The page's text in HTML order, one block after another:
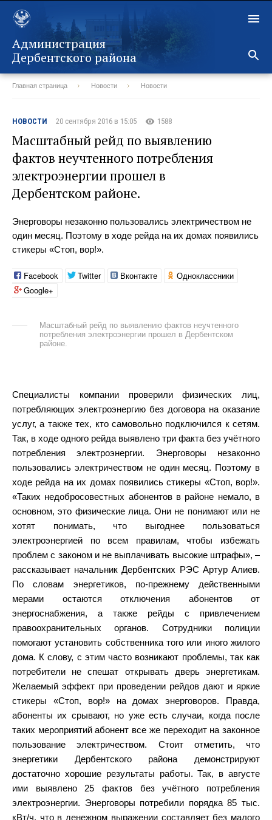
Администрация
Дербентского района
Главная страница Новости Новости
НОВОСТИ 20 сентября 2016 в 15:05 1588
Масштабный рейд по выявлению
фактов неучтенного потребления
электроэнергии прошел в
Дербентском районе.
Энерговоры незаконно пользовались электричеством не
один месяц. Поэтому в ходе рейда на их домах появились
стикеры «Стоп, вор!».
Facebook Twitter Вконтакте
Одноклассники
Google+
Масштабный рейд по выявлению фактов неучтенного
потребления электроэнергии прошел в Дербентском
районе.
Специалисты компании проверили физических лиц,
потребляющих электроэнергию без договора на оказание
услуг, а также тех, кто самовольно подключился к сетям.
Так, в ходе одного рейда выявлено три факта без учётного
потребления электроэнергии. Энерговоры незаконно
пользовались электричеством не один месяц. Поэтому в
ходе рейда на их домах появились стикеры «Стоп, вор!».
«Таких недобросовестных абонентов в районе немало, в
основном, это физические лица. Они не понимают или не
хотят понимать, что выгоднее пользоваться
электроэнергией по всем правилам, чтобы избежать
проблем с законом и не выплачивать высокие штрафы», –
рассказывает начальник Дербентских РЭС Артур Алиев.
По словам энергетиков, по-прежнему действенными
мерами остаются отключения абонентов от
энергоснабжения, а также рейды с привлечением
правоохранительных органов. Сотрудники полиции
помогают установить собственника того или иного жилого
дома. К слову, с этим часто возникают проблемы, так как
потребители не спешат открывать дверь энергетикам.
Желаемый эффект при проведении рейдов дают и яркие
стикеры «Стоп, вор!» на домах энерговоров. Правда,
абоненты их срывают, но уже есть случаи, когда после
таких мероприятий абонент все же переходит на законное
пользование электричеством. Стоит отметить, что
энергетики Дербентского района демонстрируют
достаточно хорошие результаты работы. Так, в августе
ими выявлено 25 фактов без учётного потребления
электроэнергии. Энерговоры потребили порядка 85 тыс.
кВт/ч, что в денежном выражении составляет без малого